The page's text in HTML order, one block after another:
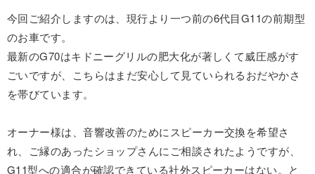
今回ご紹介しますのは、現行より一つ前の6代目G11の前期型
のお車です。
最新のG70はキドニーグリルの肥大化が著しくて威圧感がす
ごいですが、こちらはまだ安心して見ていられるおだやかさ
を帯びています。
オーナー様は、音響改善のためにスピーカー交換を希望さ
れ、ご縁のあったショップさんにご相談されたようですが、
G11型への適合が確認できている社外スピーカーはない。と